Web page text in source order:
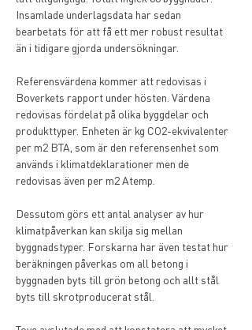
Insamlade underlagsdata har sedan
bearbetats för att få ett mer robust resultat
än i tidigare gjorda undersökningar.
Referensvärdena kommer att redovisas i
Boverkets rapport under hösten. Värdena
redovisas fördelat på olika byggdelar och
produkttyper. Enheten är kg CO2-ekvivalenter
per m2 BTA, som är den referensenhet som
används i klimatdeklarationer men de
redovisas även per m2 Atemp.
Dessutom görs ett antal analyser av hur
klimatpåverkan kan skilja sig mellan
byggnadstyper. Forskarna har även testat hur
beräkningen påverkas om all betong i
byggnaden byts till grön betong och allt stål
byts till skrotproducerat stål.